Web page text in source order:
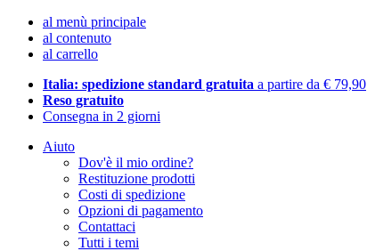
al menù principale
al contenuto
al carrello
Italia: spedizione standard gratuita a partire da € 79,90
Reso gratuito
Consegna in 2 giorni
Aiuto
Dov'è il mio ordine?
Restituzione prodotti
Costi di spedizione
Opzioni di pagamento
Contattaci
Tutti i temi